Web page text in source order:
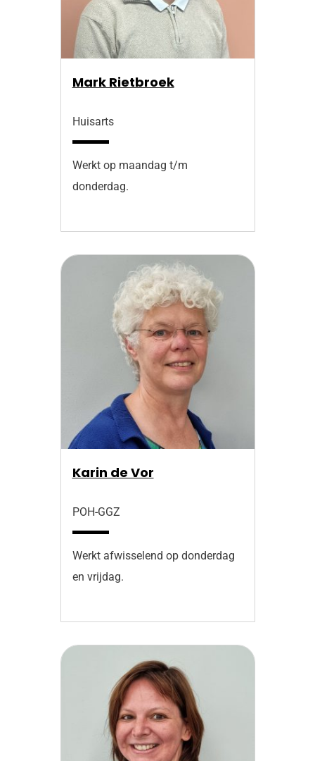
Mark Rietbroek
Huisarts
Werkt op maandag t/m
donderdag.
Karin de Vor
POH-GGZ
Werkt afwisselend op donderdag
en vrijdag.